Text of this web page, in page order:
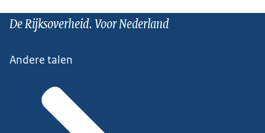
De Rijksoverheid. Voor Nederland
Andere talen